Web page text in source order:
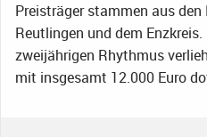
Preisträger stammen aus
Reutlingen und dem
zweijährigen Rhythmus
mit insgesamt 12.000 Euro